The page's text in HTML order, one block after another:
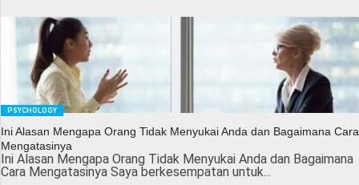
PSYCHOLOGY
Ini Alasan Mengapa Orang Tidak Menyukai Anda dan Bagaimana Cara
Mengatasinya
Ini Alasan Mengapa Orang Tidak Menyukai Anda dan Bagaimana
Cara Mengatasinya Saya berkesempatan untuk...